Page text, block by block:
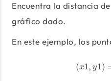
Encuentra la distancia
gráfico dado.
En este ejemplo, los
(x1, y1)
( 1,y1